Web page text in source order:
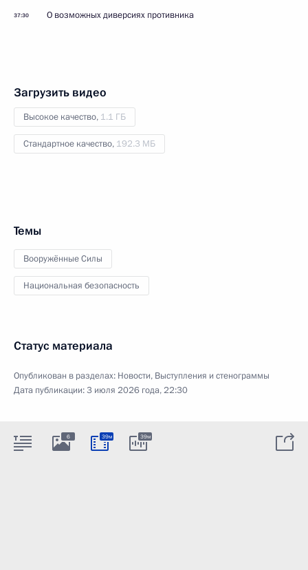
37:30 О возможных диверсиях противника
Загрузить видео
Высокое качество, 1.1 ГБ
Стандартное качество, 192.3 МБ
Темы
Вооружённые Силы
Национальная безопасность
Статус материала
Опубликован в разделах: Новости, Выступления и стенограммы
Дата публикации:3 июля 2026 года, 22:30
6 39м 39м